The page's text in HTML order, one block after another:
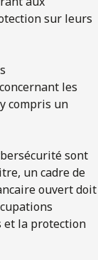
sur leurs
les
compris un
sont
un cadre de
ouvert doit
et la protection